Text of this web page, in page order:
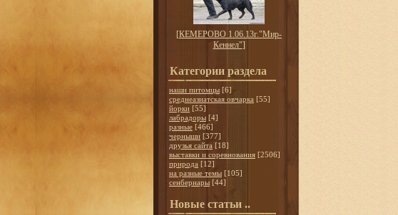
[КЕМЕРОВО 1.06.13г."Мир-
Кеннел"]
Категории раздела
наши питомцы [6]
среднеазиатская овчарка [55]
йорки [55]
лабрадоры [4]
разные [466]
черныши [377]
друзья сайта [18]
выставки и соревнования [2506]
природа [12]
на разные темы [105]
сенбернары [44]
Новые статьи ..